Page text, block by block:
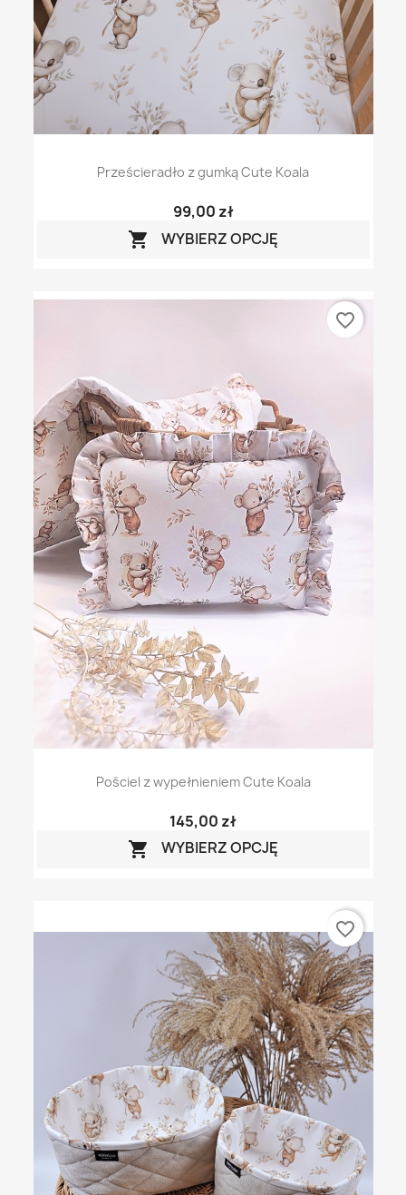
Prześcieradło z gumką Cute Koala
99,00 zł
 WYBIERZ OPCJĘ
Pościel z wypełnieniem Cute Koala
145,00 zł
 WYBIERZ OPCJĘ
favorite_border
favorite_border